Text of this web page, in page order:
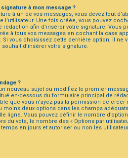
à mon message ?
à un de vos messages, vous devez tout
l’utilisateur. Une fois créée, vous pouvez
afin d’insérer votre signature. Vous
à tous vos messages en cochant la case
Si vous choisissez cette dernière option, il ne
d’insérer votre signature.
?
nouveau sujet ou modifiez le premier
en-dessous du formulaire principal de
que vous n’ayez pas la permission de
moins deux options dans les champs
ligne. Vous pouvez définir le nombre
du vote, le nombre des « Options par
en jours et autoriser ou non les